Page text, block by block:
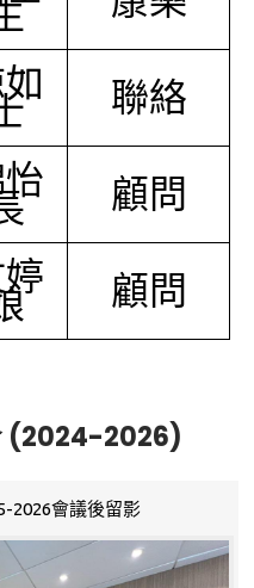
聯絡
顧問
顧問
(2024-2026)
2026會議後留影